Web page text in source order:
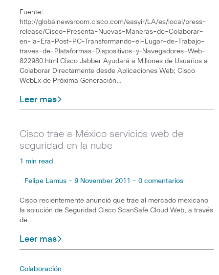
Fuente:
http://globalnewsroom.cisco.com/easyir/LA/es/local/press-
release/Cisco-Presenta-Nuevas-Maneras-de-Colaborar-
en-la-Era-Post-PC-Transformando-el-Lugar-de-Trabajo-
traves-de-Plataformas-Dispositivos-y–Navegadores-Web–
822980.html Cisco Jabber Ayudará a Millones de Usuarios a
Colaborar Directamente desde Aplicaciones Web; Cisco
WebEx de Próxima Generación…
Leer mas
Cisco trae a México servicios web de
seguridad en la nube
1 min read
Felipe Lamus - 9 November 2011 - 0 comentarios
Cisco recientemente anunció que trae al mercado mexicano
la solución de Seguridad Cisco ScanSafe Cloud Web, a través
de…
Leer mas
Colaboración